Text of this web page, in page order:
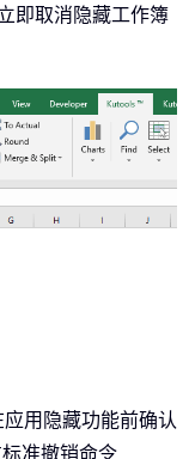
即取消隐藏工作簿
用隐藏功能前确认
准撤销命令